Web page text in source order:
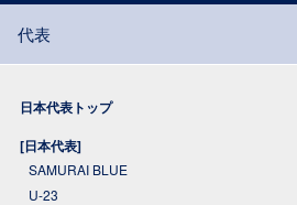
代表
日本代表トップ
[日本代表]
SAMURAI BLUE
U-23